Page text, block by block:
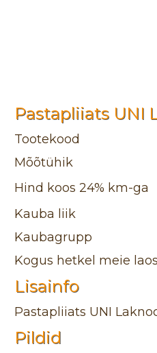
Pastapliiats UNI
Tootekood
Mõõtühik
Hind koos 24% km-ga
Kauba liik
Kaubagrupp
Kogus hetkel meie laos
Lisainfo
Pastapliiats UNI
Pildid